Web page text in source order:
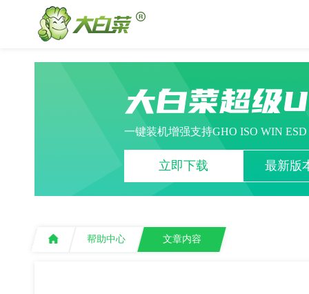
大白菜超级
一键装机增强支持GHO ISO WIN
立即下载 最新版
帮助中心 文章内容